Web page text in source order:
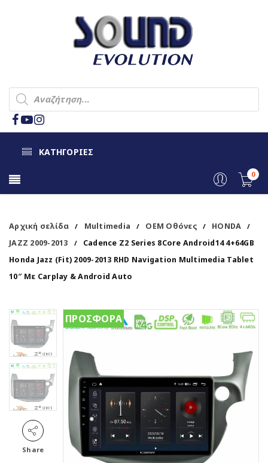
ΚΑΤΗΓΟΡΙΕΣ
0
Αρχική σελίδα / Multimedia / OEM Οθόνες / HONDA /
JAZZ 2009-2013 /
Cadence Z2 Series 8Core Android14 4+64GB
Honda Jazz (Fit) 2009-2013 RHD Navigation Multimedia Tablet
10″ Με Carplay & Android Auto
Share
ΠΡΟΣΦΟΡΑ